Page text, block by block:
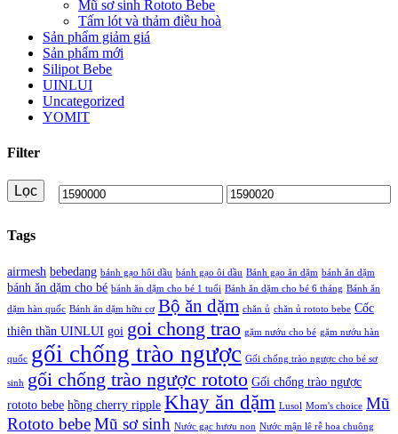
Mũ sơ sinh Rototo Bebe
Tấm lót và thảm điều hoà
Sản phẩm giảm giá
Sản phẩm mới
Silipot Bebe
UINLUI
Uncategorized
YOMIT
Filter
Giá Giá
Lọc
Tags
airmesh bebedang bánh gạo hôi dầu bánh gạo ôi dầu Bánh gạo ăn dặm bánh ăn dặm
bánh ăn dặm cho bé bánh ăn dặm cho bé 1 tuổi Bánh ăn dặm cho bé 6 tháng Bánh ăn
dặm hàn quốc Bánh ăn dặm hữu cơ Bộ ăn dặm chăn ủ chăn ủ rototo bebe Cốc
thiên thần UINLUI goi goi chong trao gặm nướu cho bé gặm nướu hàn
quốc gối chống trào ngược Gối chống trào ngược cho bé sơ
sinh gối chống trào ngược rototo Gối chống trào ngược
rototo bebe hồng cherry ripple Khay ăn dặm Lusol Mom's choice Mũ
Rototo bebeMũ sơ sinh Nước gạc hươu non Nước mận lê rễ hoa chuông